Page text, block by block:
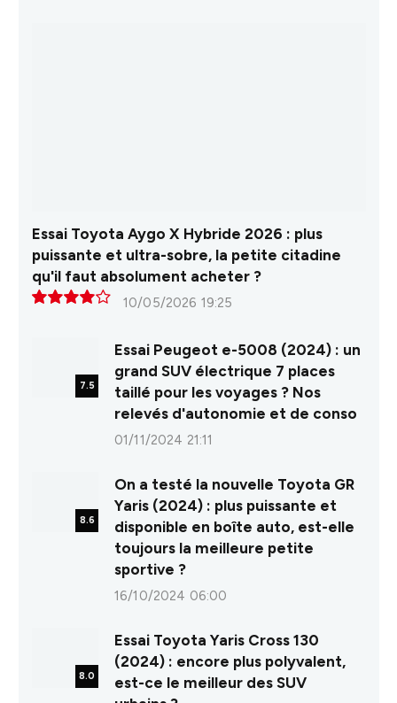
Essai Toyota Aygo X Hybride 2026 : plus
puissante et ultra-sobre, la petite citadine
qu'il faut absolument acheter ?
10/05/2026 19:25
7.5
Essai Peugeot e-5008 (2024) : un
grand SUV électrique 7 places
taillé pour les voyages ? Nos
relevés d'autonomie et de conso
01/11/2024 21:11
8.6
On a testé la nouvelle Toyota GR
Yaris (2024) : plus puissante et
disponible en boîte auto, est-elle
toujours la meilleure petite
sportive ?
16/10/2024 06:00
8.0
Essai Toyota Yaris Cross 130
(2024) : encore plus polyvalent,
est-ce le meilleur des SUV